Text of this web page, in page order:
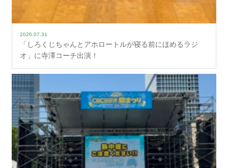
2026.07.31
「しろくじちゃんとアホロートルが寝る前にほめるラジ
オ」に寺澤コーチ出演！